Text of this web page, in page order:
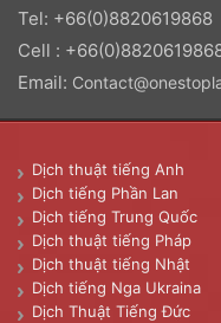
Tel: +66(0)8820619868
Cell :
Email:
Dịch thuật tiếng Anh
Dịch tiếng Phần Lan
Dịch tiếng Trung Quốc
Dịch thuật tiếng Pháp
Dịch thuật tiếng Nhật
Dịch tiếng Nga Ukraina
Dịch Thuật Tiếng Đức